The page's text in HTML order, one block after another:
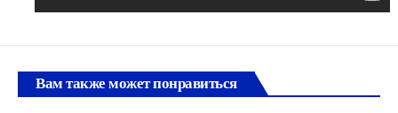
Вам также может понравиться